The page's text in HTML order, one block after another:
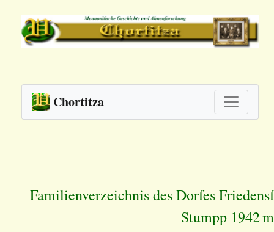
Chortitza
Familienverzeichnis des Dorfes
Stumpp 1942